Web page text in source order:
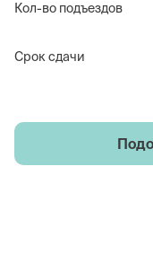
Кол-во подъездов
Срок сдачи